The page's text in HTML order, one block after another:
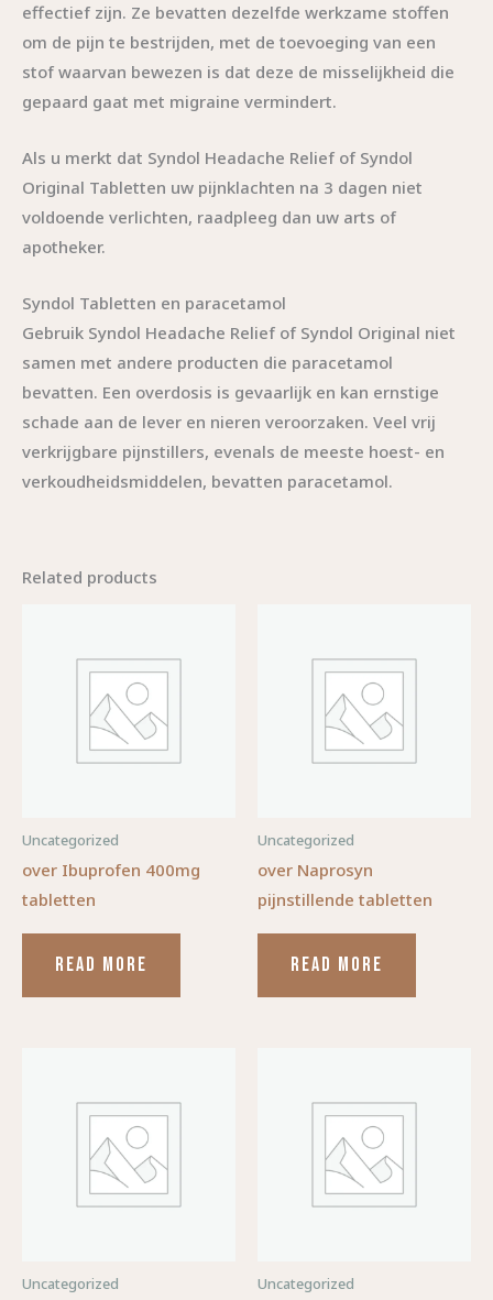
effectief zijn. Ze bevatten dezelfde werkzame stoffen
om de pijn te bestrijden, met de toevoeging van een
stof waarvan bewezen is dat deze de misselijkheid die
gepaard gaat met migraine vermindert.
Als u merkt dat Syndol Headache Relief of Syndol
Original Tabletten uw pijnklachten na 3 dagen niet
voldoende verlichten, raadpleeg dan uw arts of
apotheker.
Syndol Tabletten en paracetamol
Gebruik Syndol Headache Relief of Syndol Original niet
samen met andere producten die paracetamol
bevatten. Een overdosis is gevaarlijk en kan ernstige
schade aan de lever en nieren veroorzaken. Veel vrij
verkrijgbare pijnstillers, evenals de meeste hoest- en
verkoudheidsmiddelen, bevatten paracetamol.
Related products
Uncategorized
over Ibuprofen 400mg
tabletten
READ MORE
Uncategorized
over Naprosyn
pijnstillende tabletten
READ MORE
Uncategorized Uncategorized